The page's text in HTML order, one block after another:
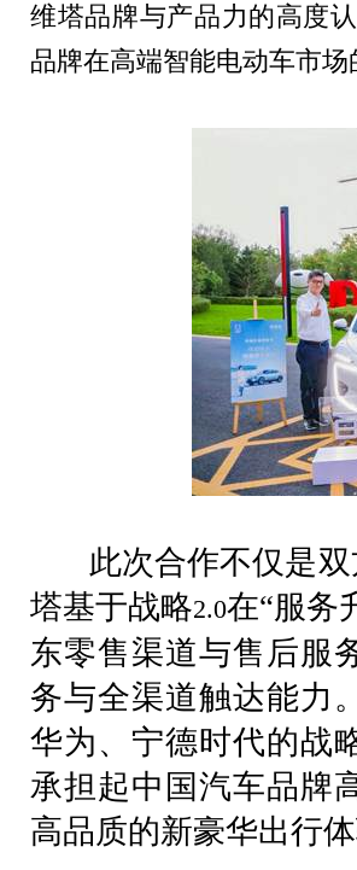
维塔品牌与产品力的高度
品牌在高端智能电动车市场
此次合作不仅是双
塔基于战略2.0在“服务
东零售渠道与售后服
务与全渠道触达能力
华为、宁德时代的战
承担起中国汽车品牌
高品质的新豪华出行体